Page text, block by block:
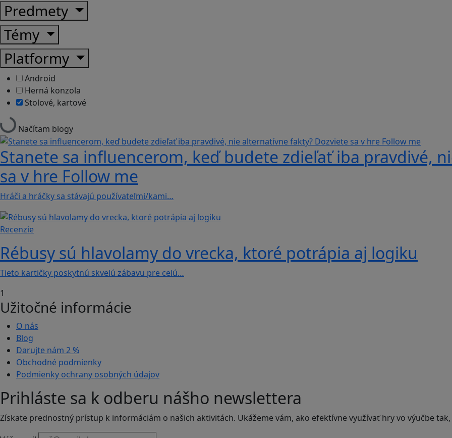
Predmety
Témy
Platformy
Android
Herná konzola
Stolové, kartové
Načítam blogy
Stanete sa influencerom, keď budete zdieľať iba pravdivé,
sa v hre Follow me
Hráči a hráčky sa stávajú používateľmi/kami…
Recenzie
Rébusy sú hlavolamy do vrecka, ktoré potrápia aj logiku
Tieto kartičky poskytnú skvelú zábavu pre celú…
1
Užitočné informácie
O nás
Blog
Darujte nám 2 %
Obchodné podmienky
Podmienky ochrany osobných údajov
Prihláste sa k odberu nášho newslettera
Získate prednostný prístup k informáciám o našich aktivitách. Ukážeme vám, ako efektívne využívať hry vo výučbe